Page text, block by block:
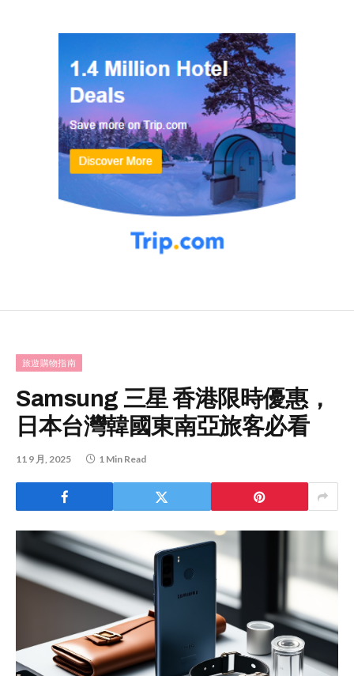
旅遊購物指南
Samsung 三星 香港限時優惠，
日本台灣韓國東南亞旅客必看
11 9 月, 2025 1 Min Read